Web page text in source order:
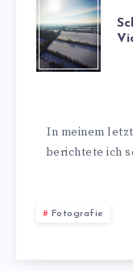
–
DJI
In meinem
berichtete ich
Fotografie